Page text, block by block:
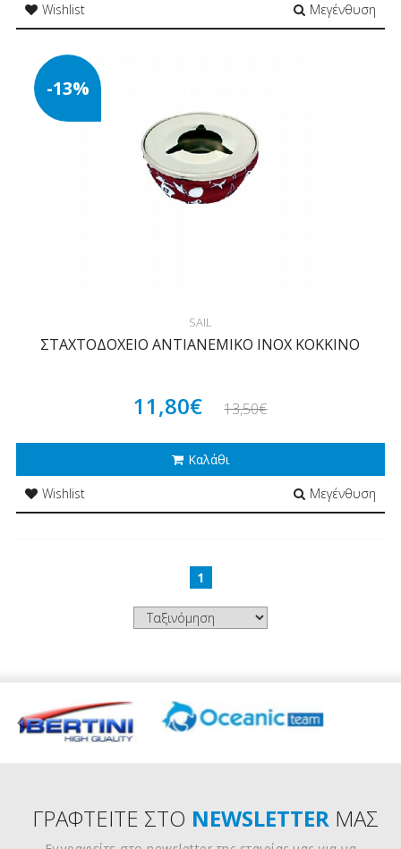
Wishlist
Μεγένθυση
-13%
SAIL
ΣΤΑΧΤΟΔΟΧΕΙΟ ΑΝΤΙΑΝΕΜΙΚΟ ΙΝΟΧ ΚΟΚΚΙΝΟ
11,80€ 13,50€
Καλάθι
Wishlist
Μεγένθυση
1
ΓΡΑΦΤΕΙΤΕ ΣΤΟ NEWSLETTER ΜΑΣ